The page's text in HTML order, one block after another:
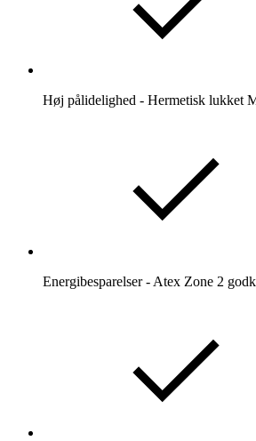
Høj pålidelighed - Hermetisk lukket
Energibesparelser - Atex Zone 2